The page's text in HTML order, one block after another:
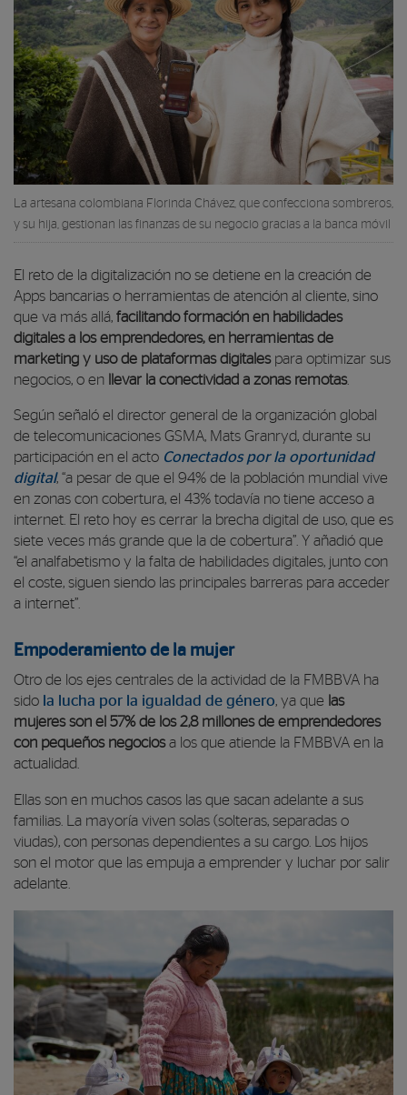
La artesana colombiana Florinda Chávez, que confecciona sombreros,
y su hija, gestionan las finanzas de su negocio gracias a la banca móvil
El reto de la digitalización no se detiene en la creación de
Apps bancarias o herramientas de atención al cliente, sino
que va más allá, facilitando formación en habilidades
digitales a los emprendedores, en herramientas de
marketing y uso de plataformas digitalespara optimizar sus
negocios, o en llevar la conectividad a zonas remotas.
Según señaló el director general de la organización global
de telecomunicaciones GSMA, Mats Granryd, durante su
participación en el acto Conectados por la oportunidad
digital, “a pesar de que el 94% de la población mundial vive
en zonas con cobertura, el 43% todavía no tiene acceso a
internet. El reto hoy es cerrar la brecha digital de uso, que es
siete veces más grande que la de cobertura”. Y añadió que
“el analfabetismo y la falta de habilidades digitales, junto con
el coste, siguen siendo las principales barreras para acceder
a internet”.
Empoderamiento de la mujer
Otro de los ejes centrales de la actividad de la FMBBVA ha
sido la lucha por la igualdad de género, ya que las
mujeres son el 57% de los 2,8 millones de emprendedores
con pequeños negociosa los que atiende la FMBBVA en la
actualidad.
Ellas son en muchos casos las que sacan adelante a sus
familias. La mayoría viven solas (solteras, separadas o
viudas), con personas dependientes a su cargo. Los hijos
son el motor que las empuja a emprender y luchar por salir
adelante.